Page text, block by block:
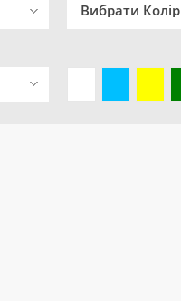
Вибрати Колір